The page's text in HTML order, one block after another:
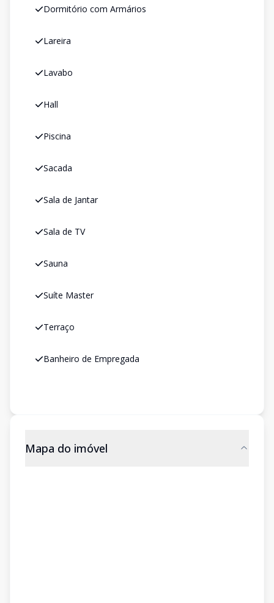
Dormitório com Armários
Lareira
Lavabo
Hall
Piscina
Sacada
Sala de Jantar
Sala de TV
Sauna
Suíte Master
Terraço
Banheiro de Empregada
Mapa do imóvel